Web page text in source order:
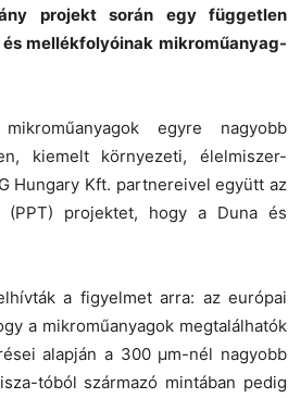
projekt során egy független
mellékfolyóinak mikroműanyag-
egyre nagyobb
kiemelt környezeti, élelmiszer-
Hungary Kft. partnereivel együtt az
(PPT) projektet, hogy a Duna és
a figyelmet arra: az európai
a mikroműanyagok megtalálhatók
alapján a 300 µm-nél nagyobb
tóból származó mintában pedig